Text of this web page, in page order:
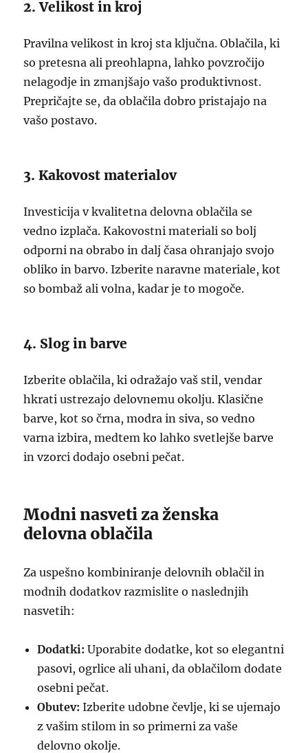
2. Velikost in kroj
Pravilna velikost in kroj sta ključna. Oblačila, ki
so pretesna ali preohlapna, lahko povzročijo
nelagodje in zmanjšajo vašo produktivnost.
Prepričajte se, da oblačila dobro pristajajo na
vašo postavo.
3. Kakovost materialov
Investicija v kvalitetna delovna oblačila se
vedno izplača. Kakovostni materiali so bolj
odporni na obrabo in dalj časa ohranjajo svojo
obliko in barvo. Izberite naravne materiale, kot
so bombaž ali volna, kadar je to mogoče.
4. Slog in barve
Izberite oblačila, ki odražajo vaš stil, vendar
hkrati ustrezajo delovnemu okolju. Klasične
barve, kot so črna, modra in siva, so vedno
varna izbira, medtem ko lahko svetlejše barve
in vzorci dodajo osebni pečat.
Modni nasveti za ženska
delovna oblačila
Za uspešno kombiniranje delovnih oblačil in
modnih dodatkov razmislite o naslednjih
nasvetih:
Dodatki: Uporabite dodatke, kot so elegantni
pasovi, ogrlice ali uhani, da oblačilom dodate
osebni pečat.
Obutev: Izberite udobne čevlje, ki se ujemajo
z vašim stilom in so primerni za vaše
delovno okolje.